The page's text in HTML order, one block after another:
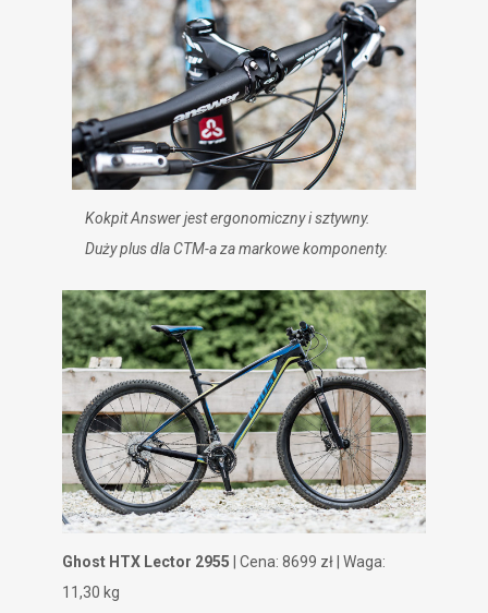
Kokpit Answer jest ergonomiczny i sztywny.
Duży plus dla CTM-a za markowe komponenty.
Ghost HTX Lector 2955 | Cena: 8699 zł | Waga:
11,30 kg